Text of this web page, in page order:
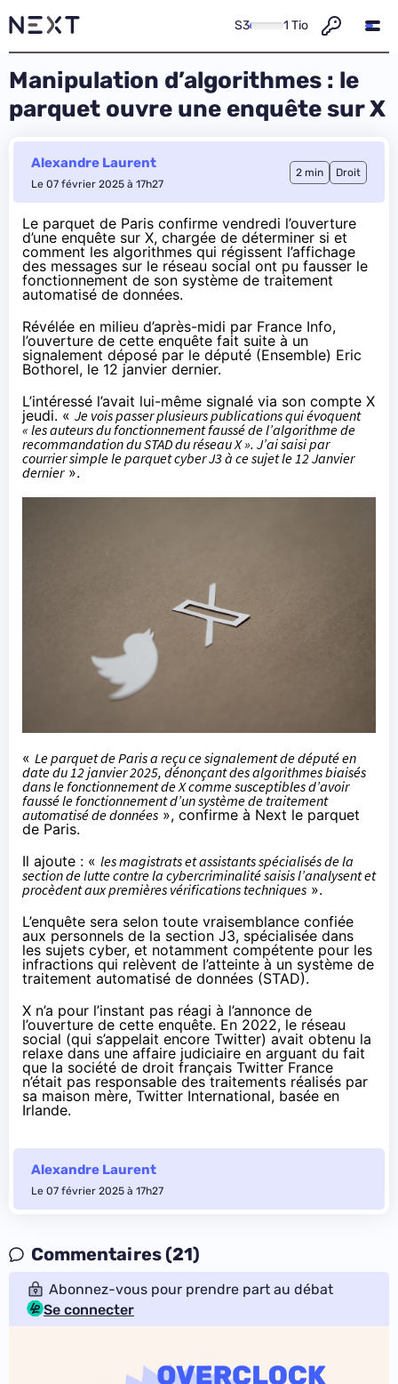
S3 1 Tio
Manipulation d’algorithmes : le
parquet ouvre une enquête sur X
Alexandre Laurent
Le 07 février 2025 à 17h27
2 min Droit
Le parquet de Paris confirme vendredi l’ouverture
d’une enquête sur X, chargée de déterminer si et
comment les algorithmes qui régissent l’affichage
des messages sur le réseau social ont pu fausser le
fonctionnement de son système de traitement
automatisé de données.
Révélée en milieu d’après-midi par France Info,
l’ouverture de cette enquête fait suite à un
signalement déposé par le député (Ensemble) Eric
Bothorel, le 12 janvier dernier.
L’intéressé l’avait lui-même signalé via son compte X
jeudi. « Je vois passer plusieurs publications qui évoquent
« les auteurs du fonctionnement faussé de l’algorithme de
recommandation du STAD du réseau X ». J’ai saisi par
courrier simple le parquet cyber J3 à ce sujet le 12 Janvier
dernier».
« Le parquet de Paris a reçu ce signalement de député en
date du 12 janvier 2025, dénonçant des algorithmes biaisés
dans le fonctionnement de X comme susceptibles d’avoir
faussé le fonctionnement d’un système de traitement
automatisé de données », confirme à Next le parquet
de Paris.
Il ajoute : « les magistrats et assistants spécialisés de la
section de lutte contre la cybercriminalité saisis l’analysent et
procèdent aux premières vérifications techniques ».
L’enquête sera selon toute vraisemblance confiée
aux personnels de la section J3, spécialisée dans
les sujets cyber, et notamment compétente pour les
infractions qui relèvent de l’atteinte à un système de
traitement automatisé de données (STAD).
X n’a pour l’instant pas réagi à l’annonce de
l’ouverture de cette enquête. En 2022, le réseau
social (qui s’appelait encore Twitter) avait obtenu la
relaxe dans une affaire judiciaire en arguant du fait
que la société de droit français Twitter France
n’était pas responsable des traitements réalisés par
sa maison mère, Twitter International, basée en
Irlande.
Alexandre Laurent
Le 07 février 2025 à 17h27
Commentaires (21)
Abonnez-vous pour prendre part au débat
Se connecter